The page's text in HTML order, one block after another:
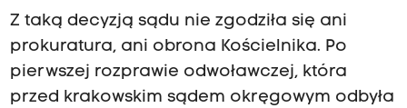
Z taką decyzją sądu nie zgodziła się ani
prokuratura, ani obrona Kościelnika. Po
pierwszej rozprawie odwoławczej, która
przed krakowskim sądem okręgowym odbyła